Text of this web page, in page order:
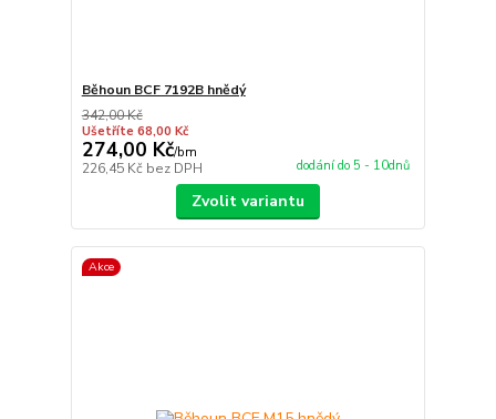
Běhoun BCF 7192B hnědý
342,00 Kč
Ušetříte 68,00 Kč
274,00 Kč/bm
226,45 Kč bez DPH dodání do 5 - 10dnů
Zvolit variantu
Akce